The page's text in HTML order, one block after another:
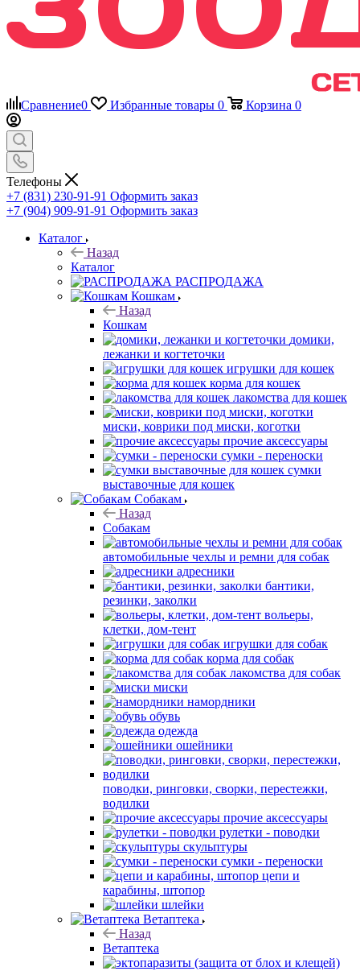
Сравнение0 Избранные товары 0 Корзина 0
Телефоны
+7 (831) 230-91-91 Оформить заказ
+7 (904) 909-91-91 Оформить заказ
Каталог
Назад
Каталог
РАСПРОДАЖА
Кошкам
Назад
Кошкам
домики,
лежанки и когтеточки
игрушки для кошек
корма для кошек
лакомства для кошек
миски, коврики под миски, коготки
прочие аксессуары
сумки - переноски
сумки
выставочные для кошек
Собакам
Назад
Собакам
автомобильные чехлы и ремни для собак
адресники
бантики,
резинки, заколки
вольеры,
клетки, дом-тент
игрушки для собак
корма для собак
лакомства для собак
миски
намордники
обувь
одежда
ошейники
поводки, ринговки, сворки, перестежки,
водилки
прочие аксессуары
рулетки - поводки
скульптуры
сумки - переноски
цепи и
карабины, штопор
шлейки
Ветаптека
Назад
Ветаптека